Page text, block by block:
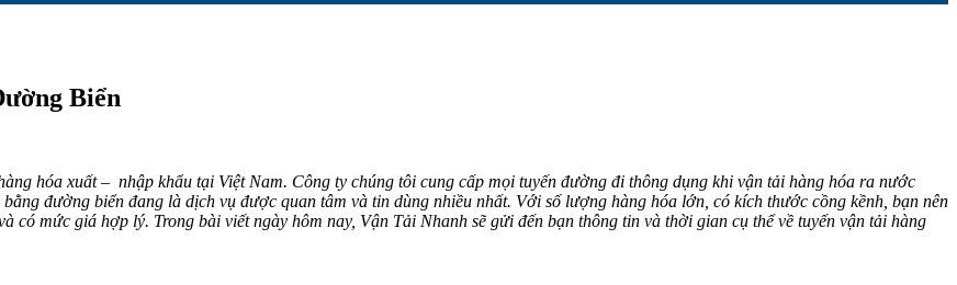
Biển
hóa xuất – nhập khẩu tại Việt Nam. Công ty chúng tôi cung cấp mọi tuyến đường đi thông dụng khi vận tải hàng hóa ra nước
đường biển đang là dịch vụ được quan tâm và tin dùng nhiều nhất. Với số lượng hàng hóa lớn, có kích thước cồng kềnh, bạn nên
có mức giá hợp lý. Trong bài viết ngày hôm nay, Vận Tải Nhanh sẽ gửi đến bạn thông tin và thời gian cụ thể về tuyến vận tải hàng